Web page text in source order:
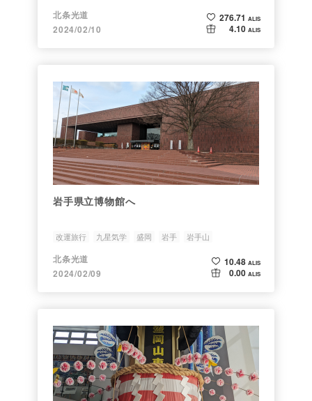
北条光道
2024/02/10
276.71 ALIS
4.10 ALIS
岩手県立博物館へ
改運旅行 九星気学 盛岡 岩手 岩手山
北条光道
2024/02/09
10.48 ALIS
0.00 ALIS